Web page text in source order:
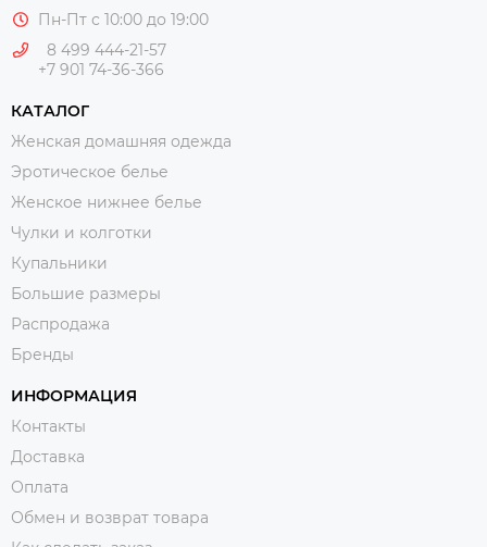
Пн-Пт с 10:00 до 19:00
8 499 444-21-57
+7 901 74-36-366
КАТАЛОГ
Женская домашняя одежда
Эротическое белье
Женское нижнее белье
Чулки и колготки
Купальники
Большие размеры
Распродажа
Бренды
ИНФОРМАЦИЯ
Контакты
Доставка
Оплата
Обмен и возврат товара